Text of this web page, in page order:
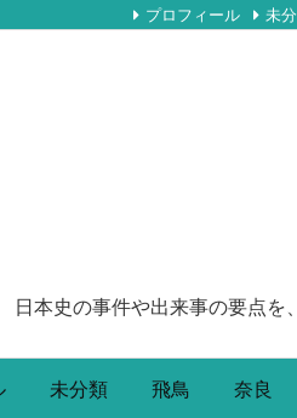
日本史の事件や出来事の要点
未分類 飛鳥 奈良
プロフィール 未